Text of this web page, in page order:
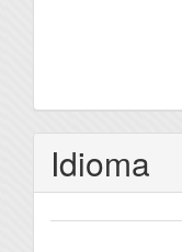
Idioma